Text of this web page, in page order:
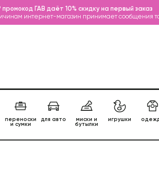
промокод ГАВ даёт 10% скидку на первый заказ
интернет-магазин принимает сообщения
переноски
и сумки
для авто миски и
бутылки
игрушки